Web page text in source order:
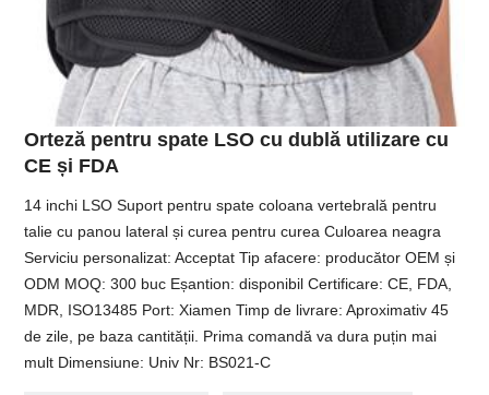
Orteză pentru spate LSO cu dublă utilizare cu
CE și FDA
14 inchi LSO Suport pentru spate coloana vertebrală pentru
talie cu panou lateral și curea pentru curea Culoarea neagra
Serviciu personalizat: Acceptat Tip afacere: producător OEM și
ODM MOQ: 300 buc Eșantion: disponibil Certificare: CE, FDA,
MDR, ISO13485 Port: Xiamen Timp de livrare: Aproximativ 45
de zile, pe baza cantității. Prima comandă va dura puțin mai
mult Dimensiune: Univ Nr: BS021-C